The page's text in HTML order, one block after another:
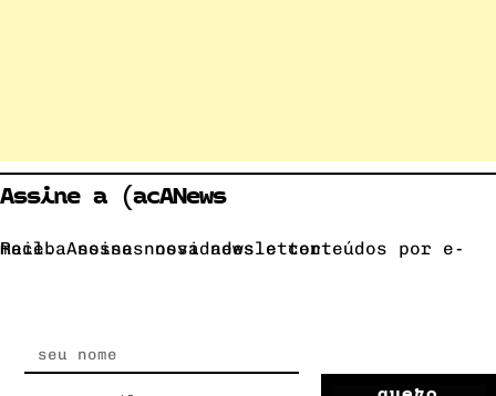
Assine a (acANews
Receba nossas novidades e conteúdos por e-mail. Assine nossa newsletter.